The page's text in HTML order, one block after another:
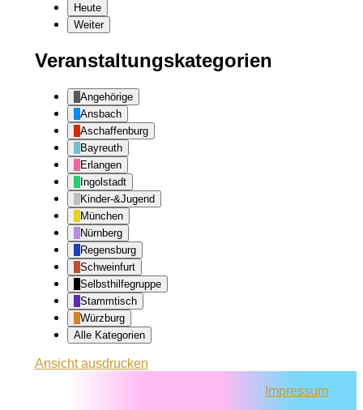
Heute
Weiter
Veranstaltungskategorien
Angehörige
Ansbach
Aschaffenburg
Bayreuth
Erlangen
Ingolstadt
Kinder-&Jugend
München
Nürnberg
Regensburg
Schweinfurt
Selbsthilfegruppe
Stammtisch
Würzburg
Alle Kategorien
Ansichtausdrucken
Impressum